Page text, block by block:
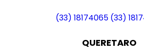
(33) 18174065 (33)
QUERETARO